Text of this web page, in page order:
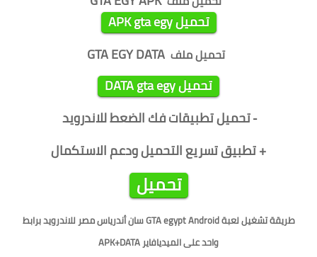
APK gta egy تحميل
تحميل ملف GTA EGY DATA
DATA gta egy تحميل
-تحميل تطبيقات فك الضعط للاندرويد
+ تطبيق تسريع التحميل ودعم الاستكمال
تحميل
طريقة تشغيل لعبة GTA egypt Android سان أندرياس مصر للاندرويد برابط
واحد على الميديافاير APK+DATA